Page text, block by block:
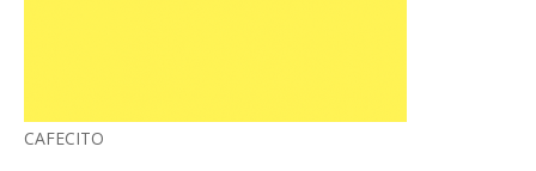
CAFECITO